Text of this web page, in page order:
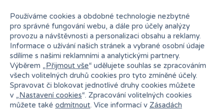
Nejširší sortiment na
trhu
27 kamenných prodejen
Používáme cookies a obdobné technologie nezbytné
pro správné fungování webu, a dále pro účely analýzy
provozu a návštěvnosti a personalizaci obsahu a reklamy.
Informace o užívání našich stránek a vybrané osobní údaje
sdílíme s našimi reklamními a analytickými partnery.
Výběrem „Přijmout vše“ udělujete souhlas se zpracováním
všech volitelných druhů cookies pro tyto zmíněné účely.
Spravovat či blokovat jednotlivé druhy cookies můžete
v „Nastavení cookies“. Zpracování volitelných cookies
můžete také odmítnout. Více informací v Zásadách